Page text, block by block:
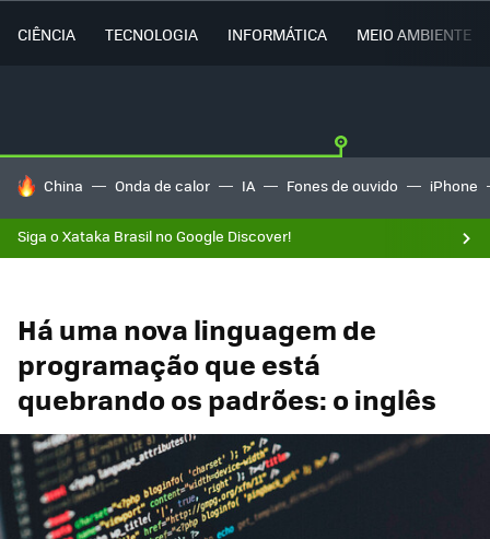
CIÊNCIA TECNOLOGIA INFORMÁTICA MEIO AMBIENTE
TENDÊNCIAS DO DIA
China Onda de calor IA Fones de ouvido iPhone
Siga o Xataka Brasil no Google Discover!
Há uma nova linguagem de
programação que está
quebrando os padrões: o inglês